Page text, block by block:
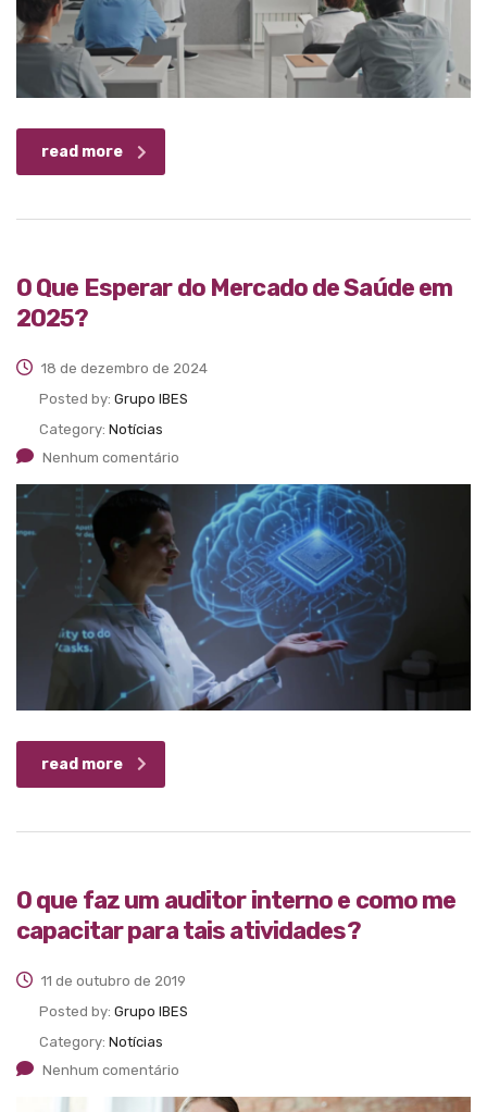
read more
O Que Esperar do Mercado de Saúde em
2025?
18 de dezembro de 2024
Posted by: Grupo IBES
Category: Notícias
Nenhum comentário
read more
O que faz um auditor interno e como me
capacitar para tais atividades?
11 de outubro de 2019
Posted by: Grupo IBES
Category: Notícias
Nenhum comentário